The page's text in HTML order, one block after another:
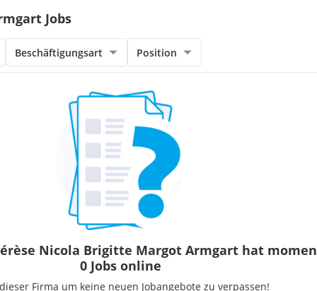
Jobs
Beschäftigungsart Position
Nicola Brigitte Margot Armgart hat
0 Jobs online
Firma um keine neuen Jobangebote zu verpassen!